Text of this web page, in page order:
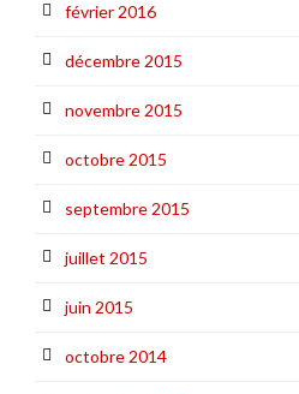
février 2016
décembre 2015
novembre 2015
octobre 2015
septembre 2015
juillet 2015
juin 2015
octobre 2014